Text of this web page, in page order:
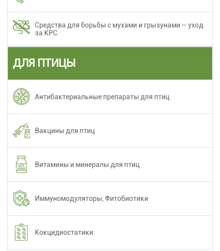
Средства для борьбы с мухами и грызунами – уход
за КРС
ДЛЯ ПТИЦЫ
Антибактериальные препараты для птиц
Вакцины для птиц
Витамины и минералы для птиц
Иммуномодуляторы, Фитобиотики
Кокцидиостатики